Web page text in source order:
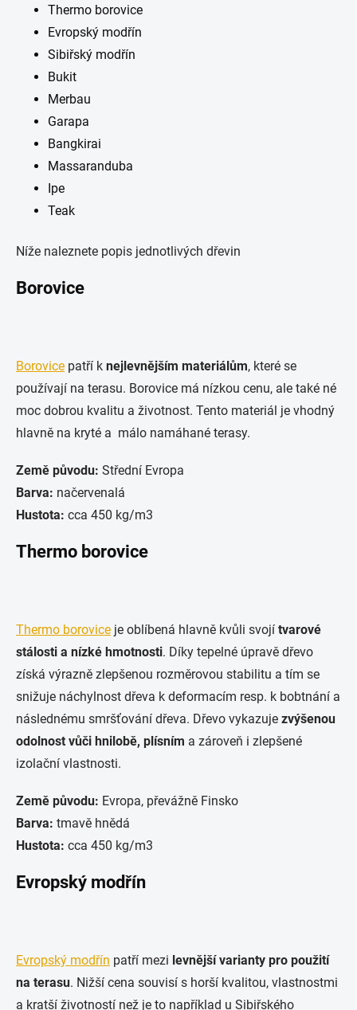
Thermo borovice
Evropský modřín
Sibiřský modřín
Bukit
Merbau
Garapa
Bangkirai
Massaranduba
Ipe
Teak
Níže naleznete popis jednotlivých dřevin
Borovice
Borovice patří k nejlevnějším materiálům, které se
používají na terasu. Borovice má nízkou cenu, ale také né
moc dobrou kvalitu a životnost. Tento materiál je vhodný
hlavně na kryté a málo namáhané terasy.
Země původu: Střední Evropa
Barva: načervenalá
Hustota: cca 450 kg/m3
Thermo borovice
Thermo borovice je oblíbená hlavně kvůli svojí tvarové
stálosti a nízké hmotnosti. Díky tepelné úpravě dřevo
získá výrazně zlepšenou rozměrovou stabilitu a tím se
snižuje náchylnost dřeva k deformacím resp. k bobtnání a
následnému smršťování dřeva. Dřevo vykazuje zvýšenou
odolnost vůči hnilobě, plísním a zároveň i zlepšené
izolační vlastnosti.
Země původu: Evropa, převážně Finsko
Barva: tmavě hnědá
Hustota: cca 450 kg/m3
Evropský modřín
Evropský modřín patří mezi levnější varianty pro použití
na terasu. Nižší cena souvisí s horší kvalitou, vlastnostmi
a kratší životností než je to například u Sibiřského